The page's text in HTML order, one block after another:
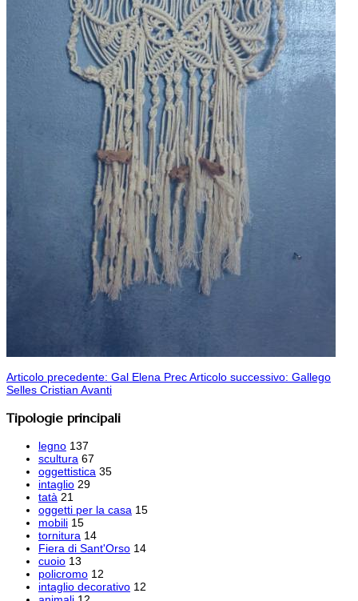
Articolo precedente: Gal Elena PrecArticolo successivo: Gallego
Selles Cristian Avanti
Tipologie principali
legno 137
scultura 67
oggettistica 35
intaglio 29
tatà 21
oggetti per la casa 15
mobili 15
tornitura 14
Fiera di Sant'Orso 14
cuoio 13
policromo 12
intaglio decorativo 12